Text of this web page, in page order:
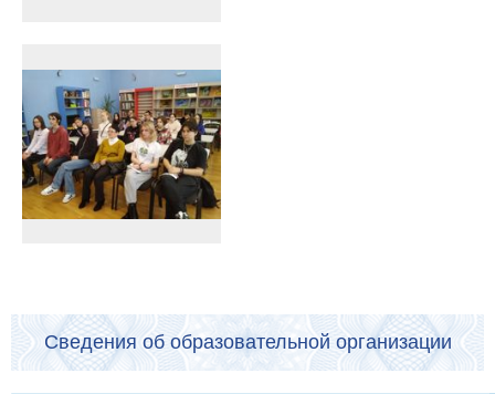
Сведения об образовательной организации